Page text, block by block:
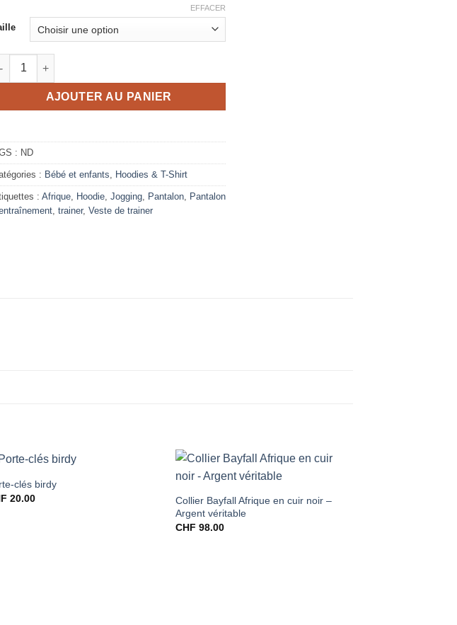
EFFACER
de Trainer afrique gris or - sweat à capuche et pantalon
AJOUTER AU PANIER
: ND
: Bébé et enfants, Hoodies & T-Shirt
: Afrique, Hoodie, Jogging, Pantalon, Pantalon
, trainer, Veste de trainer
clés birdy
20.00
Collier Bayfall Afrique en cuir noir –
Argent véritable
CHF 98.00